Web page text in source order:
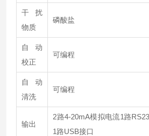
干扰
物质
磷酸盐
自动
校正
可编程
自动
清洗
可编程
输出
2路4-20mA模拟电流1路
1路USB接口